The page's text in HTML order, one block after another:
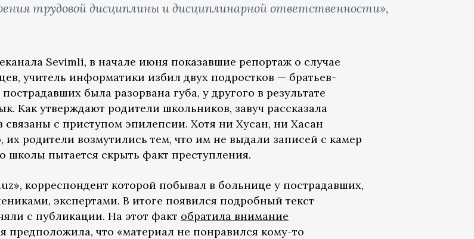
трудовой дисциплины и дисциплинарной ответственности»,
Sevimli, в начале июня показавшие репортаж о случае
учитель информатики избил двух подростков — братьев-
была разорвана губа, у другого в результате
Как утверждают родители школьников, завуч рассказала
связаны с приступом эпилепсии. Хотя ни Хусан, ни Хасан
их родители возмутились тем, что им не выдали записей с камер
школы пытается скрыть факт преступления.
корреспондент которой побывал в больнице у пострадавших,
экспертами. В итоге появился подробный текст
с публикации. На этот факт обратила внимание
предположила, что «материал не понравился кому-то